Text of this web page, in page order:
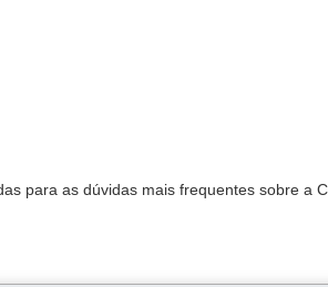
para as dúvidas mais frequentes sobre a